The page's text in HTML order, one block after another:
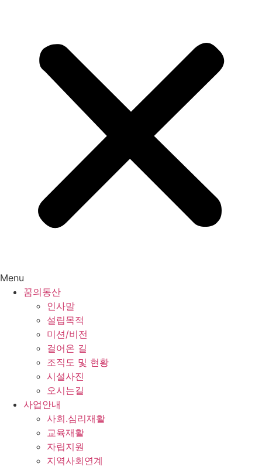
Menu
꿈의동산
인사말
설립목적
미션/비전
걸어온 길
조직도 및 현황
시설사진
오시는길
사업안내
사회.심리재활
교육재활
자립지원
지역사회연계